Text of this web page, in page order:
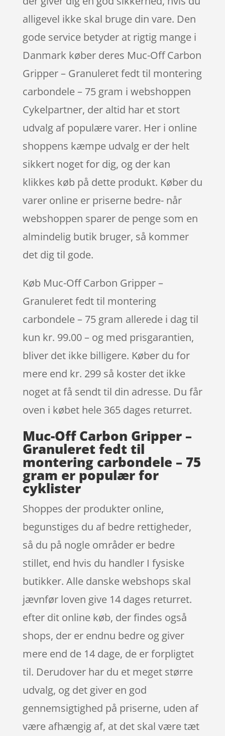
alligevel ikke skal bruge din vare. Den
gode service betyder at rigtig mange i
Danmark køber deres Muc-Off Carbon
Gripper – Granuleret fedt til montering
carbondele – 75 gram i webshoppen
Cykelpartner, der altid har et stort
udvalg af populære varer. Her i online
shoppens kæmpe udvalg er der helt
sikkert noget for dig, og der kan
klikkes køb på dette produkt. Køber du
varer online er priserne bedre- når
webshoppen sparer de penge som en
almindelig butik bruger, så kommer
det dig til gode.
Køb Muc-Off Carbon Gripper –
Granuleret fedt til montering
carbondele – 75 gram allerede i dag til
kun kr. 99.00 – og med prisgarantien,
bliver det ikke billigere. Køber du for
mere end kr. 299 så koster det ikke
noget at få sendt til din adresse. Du får
oven i købet hele 365 dages returret.
Muc-Off Carbon Gripper –
Granuleret fedt til
montering carbondele – 75
gram er populær for
cyklister
Shoppes der produkter online,
begunstiges du af bedre rettigheder,
så du på nogle områder er bedre
stillet, end hvis du handler I fysiske
butikker. Alle danske webshops skal
jævnfør loven give 14 dages returret.
efter dit online køb, der findes også
shops, der er endnu bedre og giver
mere end de 14 dage, de er forpligtet
til. Derudover har du et meget større
udvalg, og det giver en god
gennemsigtighed på priserne, uden af
være afhængig af, at det skal være tæt